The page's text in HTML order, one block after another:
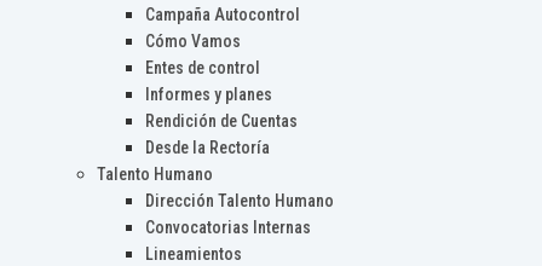
Campaña Autocontrol
Cómo Vamos
Entes de control
Informes y planes
Rendición de Cuentas
Desde la Rectoría
Talento Humano
Dirección Talento Humano
Convocatorias Internas
Lineamientos